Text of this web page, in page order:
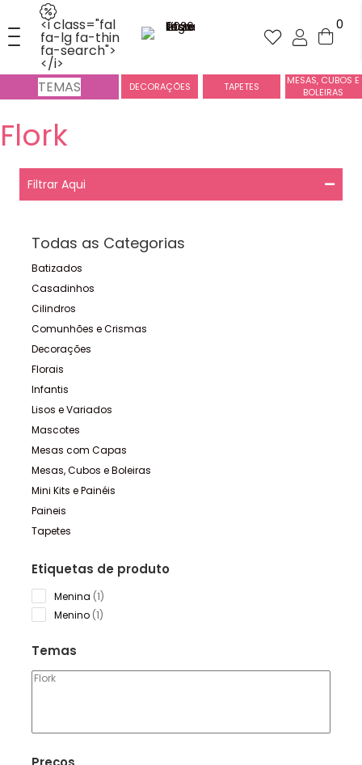
<i class="fal
fa-lg fa-thin
fa-search">
</i>
0
TEMAS DECORAÇÕES TAPETES
MESAS, CUBOS E
BOLEIRAS
Flork
Filtrar Aqui
Todas as Categorias
Batizados
Casadinhos
Cilindros
Comunhões e Crismas
Decorações
Florais
Infantis
Lisos e Variados
Mascotes
Mesas com Capas
Mesas, Cubos e Boleiras
Mini Kits e Painéis
Paineis
Tapetes
Etiquetas de produto
Menina 11
product
Menino 11
Temas